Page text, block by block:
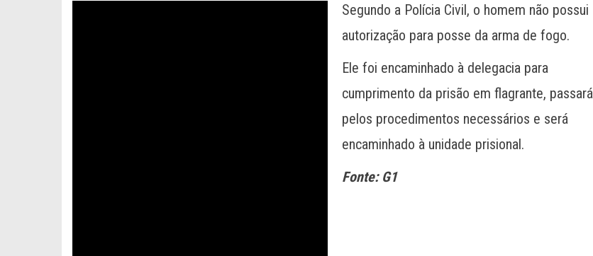
Segundo a Polícia Civil, o homem não possui
autorização para posse da arma de fogo.
Ele foi encaminhado à delegacia para
cumprimento da prisão em flagrante, passará
pelos procedimentos necessários e será
encaminhado à unidade prisional.
Fonte: G1